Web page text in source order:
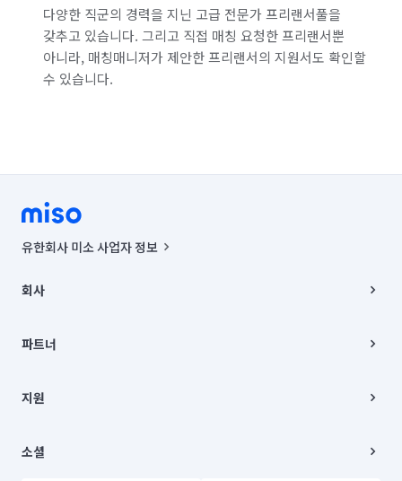
다양한 직군의 경력을 지닌 고급 전문가 프리랜서풀을
갖추고 있습니다. 그리고 직접 매칭 요청한 프리랜서뿐
아니라, 매칭매니저가 제안한 프리랜서의 지원서도 확인할
수 있습니다.
유한회사 미소 사업자 정보
00019 |
주소 | 본사: 서울특별시 종로구 율곡로 6(중학동, 트윈트리빌딩) B동 5층
컨택센터 : 서울특별시 종로구 수송동 율곡로 24, 7층, 8층 미소
상품, 상품정보, 거래에 관한 의무와 책임은 거래당사자에게 있습니다.
언론 보도 관련 문의:
© 유한회사 미소. Miso, Inc. All Rights Reserved.
회사
채용
파트너
이사
지원
이용약관
소셜